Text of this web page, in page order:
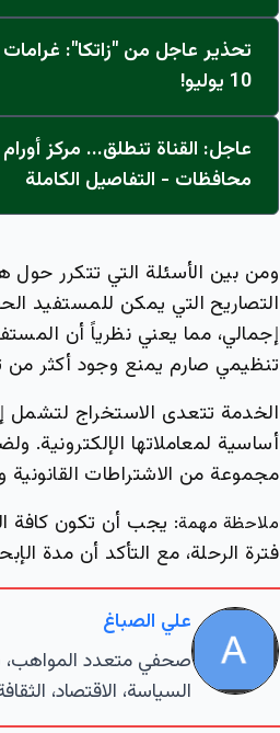
تحذير عاجل من "زاتكا":
10 يوليو!
محافظات - التفاصيل الكاملة
ومن بين الأسئلة التي تتكرر حول
التصاريح التي يمكن للمستفيد
إجمالي، مما يعني نظرياً أن
تنظيمي صارم يمنع وجود أكثر
الخدمة تتعدى الاستخراج لتشمل
أساسية لمعاملاتها
مجموعة من الاشتراطات القانونية
ملاحظة مهمة: يجب أن تكون كافة
فترة الرحلة، مع التأكد أن مدة
علي الصباغ
صحفي متعدد المواهب،
السياسة، الاقتصاد،